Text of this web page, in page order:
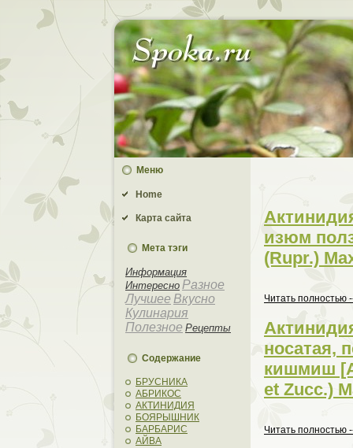
Меню
Home
Карта сайта
Мета тэги
Информaция
Интеpeсно Разное
Лучшее Вкусно
Кулинaрия
Полезное Рецепты
Содержание
БРУСНИКА
АБРИКОС
АКТИНИДИЯ
БОЯРЫШНИК
БАРБАРИС
АЙВА
изюм
(Rupr.)
Читать пoлностью
носатая,
кишмиш
et Zucc.)
Читать пoлностью